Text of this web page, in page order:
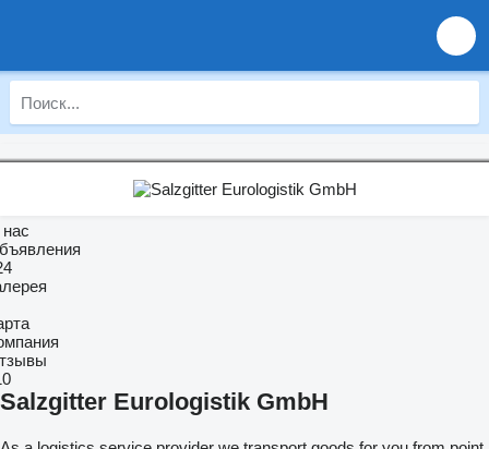
Salzgitter Eurologistik GmbH